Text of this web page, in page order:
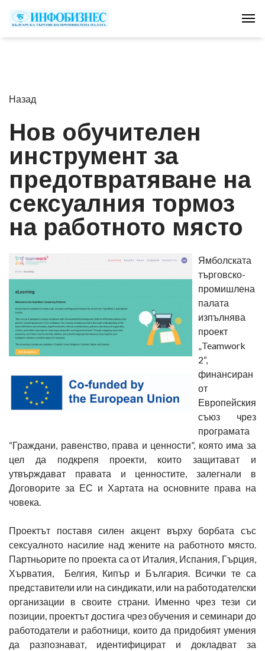
Назад
Нов обучителен
инструмент за
предотвратяване на
сексуалния тормоз
на работното място
Ямболската
търговско-
промишлена
палата
изпълнява
проект
„Teamwork
2“,
финансиран
от
Европейския
съюз чрез
програмата
“Граждани, равенство, права и ценности”, която има за
цел да подкрепя проекти, които защитават и
утвърждават правата и ценностите, залегнали в
Договорите за ЕС и Хартата на основните права на
човека.
Проектът поставя силен акцент върху борбата със
сексуалното насилие над жените на работното място.
Партньорите по проекта са от Италия, Испания, Гърция,
Хърватия, Белгия, Кипър и България. Всички те са
представители или на синдикати, или на работодателски
организации в своите страни. Именно чрез тези си
позиции, проектът достига чрез обучения и семинари до
работодатели и работници, които да придобият умения
да разпознават, идентифицират и докладват за